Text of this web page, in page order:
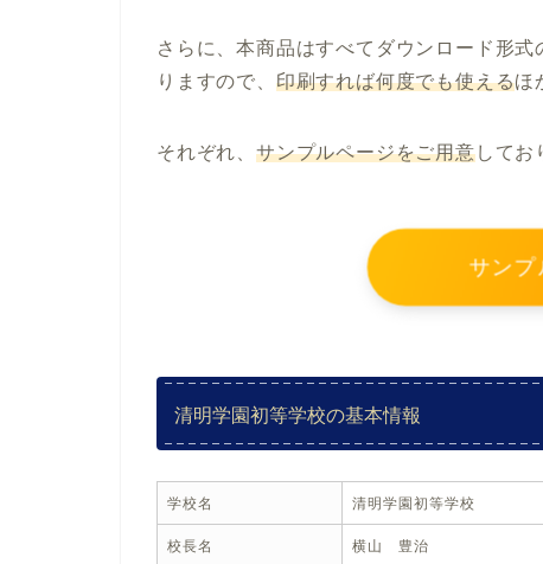
さらに、本商品はすべて ダウンロード形式
りますので、 印刷すれば何度でも使えるほ
それぞれ、 サンプルページをご用意してお
サン
清明学園初等学校の基本情報
学校名 清明学園初等学校
校長名 横山 豊治